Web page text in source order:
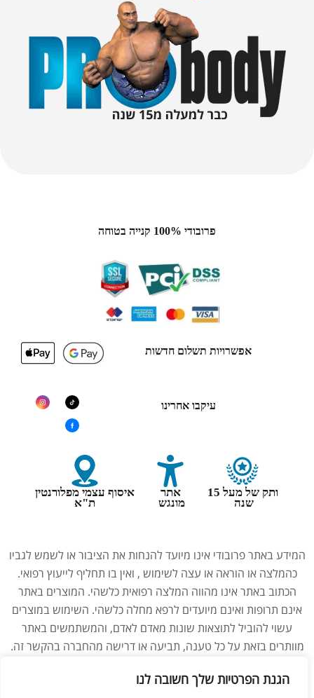
הגנת הפרטיות שלך חשובה לנו
פרובודי 100% קנייה בטוחה
אפשרויות תשלום חדשות
עיקבו אחרינו
ותק של מעל 15
שנה
אתר
מונגש
איסוף עצמי מפלורנטין
ת"א
המידע באתר פרובודי אינו מיועד להנחות את הציבור או לשמש לגביו
כהמלצה או הוראה או עצה לשימוש , ואין בו תחליף לייעוץ רפואי.
הכתוב באתר אינו מהווה המלצה רפואית כלשהי. המוצרים באתר
אינם תרופות ואינם מיועדים לרפא מחלה כלשהי. השימוש במוצרים
עשוי להוביל לתוצאות שונות מאדם לאדם, והמשתמשים באתר
מוותרים בזאת על כל טענה, תביעה או דרישה מהחברה בהקשר זה.
ברופא לפני השימוש במוצרים. התמונות באתר הן להמחשה בלבד.